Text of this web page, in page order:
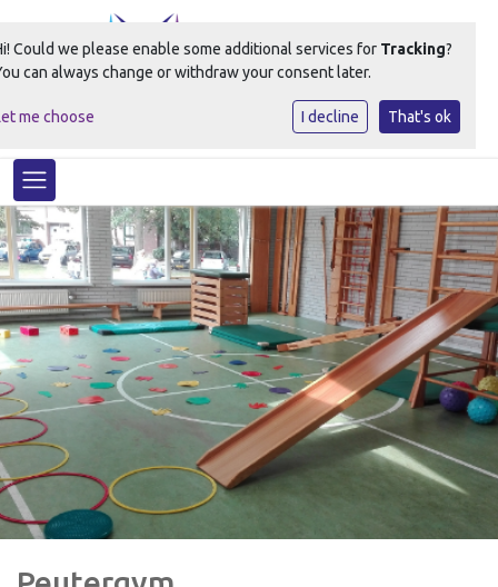
Ontdekt het beste in elk kind!
Toggle navigation
Could we please enable some additional services for Tracking?
can always change or withdraw your consent later.
me choose I decline That's ok